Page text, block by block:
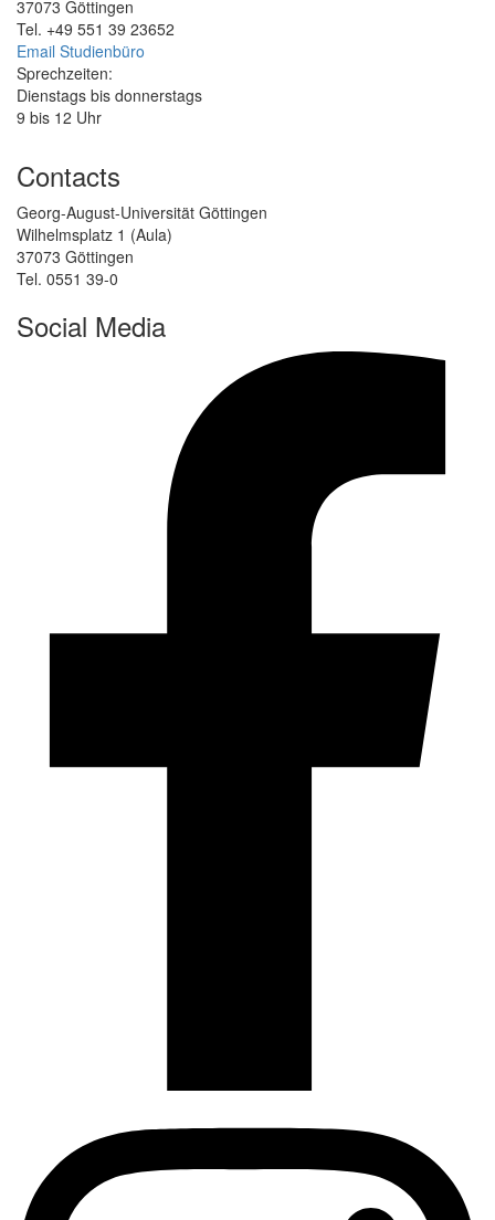
37073 Göttingen
Tel. +49 551 39 23652
Email Studienbüro
Sprechzeiten:
Dienstags bis donnerstags
9 bis 12 Uhr
Contacts
Georg-August-Universität Göttingen
Wilhelmsplatz 1 (Aula)
37073 Göttingen
Tel. 0551 39-0
Social Media